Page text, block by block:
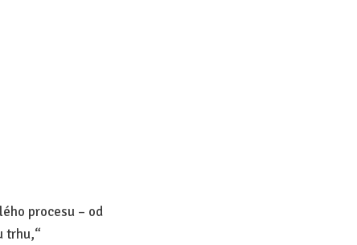
procesu – od
trhu,“